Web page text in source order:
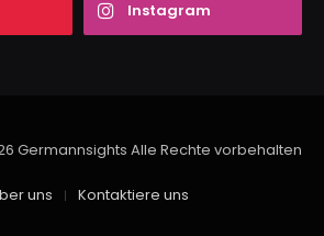
Instagram
Germannsights Alle Rechte vorbehalten
uns Kontaktiere uns